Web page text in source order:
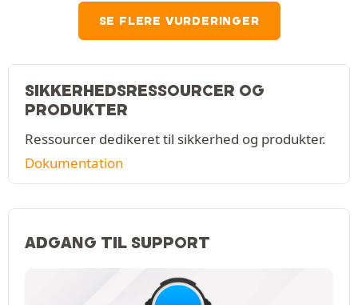
SE FLERE VURDERINGER
SIKKERHEDSRESSOURCER OG
PRODUKTER
Ressourcer dedikeret til sikkerhed og produkter.
Dokumentation
ADGANG TIL SUPPORT